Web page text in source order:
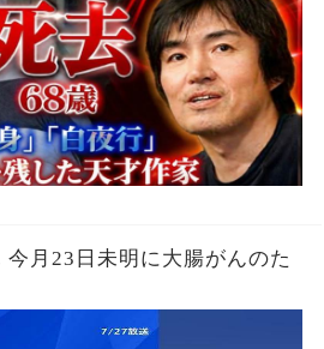
月23日未明に大腸がんのた